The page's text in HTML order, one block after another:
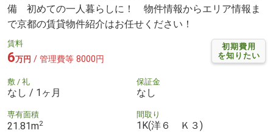
備 初めての一人暮らしに！ 物件情報からエリア情報ま
で京都の賃貸物件紹介はお任せください！
初期費用
を知りたい
賃料
6万円 / 管理費等 8000円
敷 / 礼
なし / 1ヶ月
保証金
なし
専有面積
21.81m2
間取り
1K(洋６ Ｋ３)